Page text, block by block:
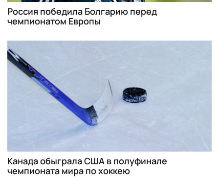
Россия победила Болгарию перед
чемпионатом Европы
Канада обыграла США в полуфинале
чемпионата мира по хоккею